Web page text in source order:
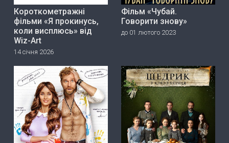
Короткометражні
фільми «Я прокинусь,
коли висплюсь» від
Wiz-Art
14 січня 2026
Фільм «Чубай.
Говорити знову»
до 01 лютого 2023